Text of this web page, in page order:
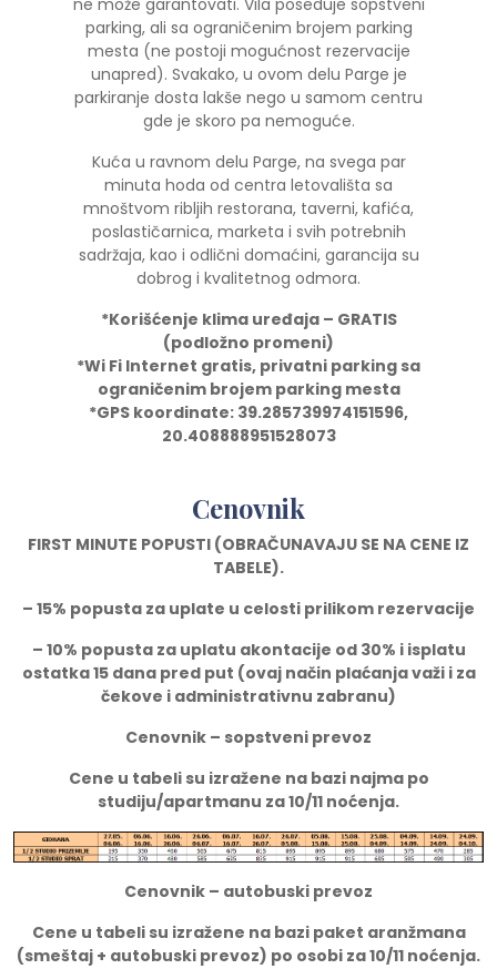
parking, ali sa ograničenim brojem parking
mesta (ne postoji mogućnost rezervacije
unapred). Svakako, u ovom delu Parge je
parkiranje dosta lakše nego u samom centru
gde je skoro pa nemoguće.
Kuća u ravnom delu Parge, na svega par
minuta hoda od centra letovališta sa
mnoštvom ribljih restorana, taverni, kafića,
poslastičarnica, marketa i svih potrebnih
sadržaja, kao i odlični domaćini, garancija su
dobrog i kvalitetnog odmora.
*Korišćenje klima uređaja – GRATIS
(podložno promeni)
*Wi Fi Internet gratis, privatni parking sa
ograničenim brojem parking mesta
*GPS koordinate: 39.285739974151596,
20.408888951528073
Cenovnik
FIRST MINUTE POPUSTI (OBRAČUNAVAJU SE NA CENE IZ
TABELE).
– 15% popusta za uplate u celosti prilikom rezervacije
– 10% popusta za uplatu akontacije od 30% i isplatu
ostatka 15 dana pred put (ovaj način plaćanja važi i za
čekove i administrativnu zabranu)
Cenovnik – sopstveni prevoz
Cene u tabeli su izražene na bazi najma po
studiju/apartmanu za 10/11 noćenja.
Cenovnik – autobuski prevoz
Cene u tabeli su izražene na bazi paket aranžmana
(smeštaj + autobuski prevoz) po osobi za 10/11 noćenja.